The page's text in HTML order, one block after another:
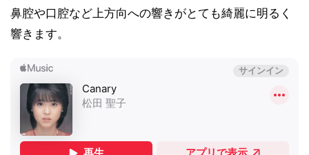
鼻腔や口腔など上方向への響きがとても綺麗に明るく
響きます。